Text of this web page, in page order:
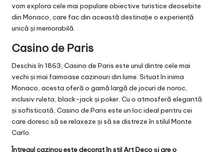
vom explora cele mai populare obiective turistice deosebite
din Monaco, care fac din această destinație o experiență
unică și memorabilă.
Casino de Paris
Deschis în 1863, Casino de Paris este unul dintre cele mai
vechi și mai faimoase cazinouri din lume. Situat în inima
Monaco, acesta oferă o gamă largă de jocuri de noroc,
inclusiv ruleta, black-jack și poker. Cu o atmosferă elegantă
și sofisticată, Casino de Paris este un loc ideal pentru cei
care doresc să se relaxeze și să se distreze în stilul Monte
Carlo.
Întregul cazinou este decorat în stil Art Deco și are o